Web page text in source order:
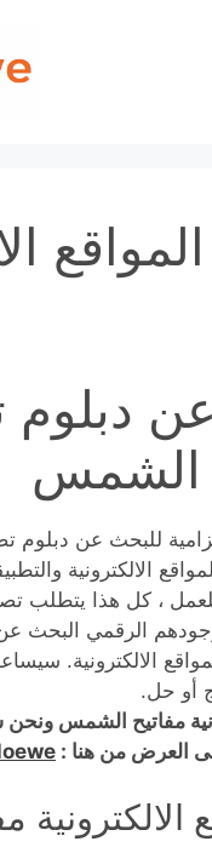
دبلوم
الشمس
للبحث عن دبلوم
الالكترونية
، كل هذا يتطلب
الرقمي البحث عن
الالكترونية.
أو حل.
مفاتيح الشمس
العرض من هنا :